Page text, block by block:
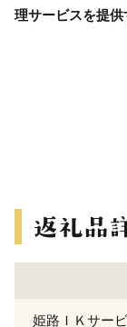
理サービスを提供
姫路ＩＫサー